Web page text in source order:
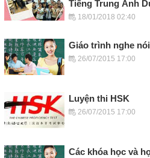
Tiếng Trung Ánh
18/01/2018 02:40
Giáo trình nghe nói
26/07/2015 17:00
Luyện thi HSK
26/07/2015 17:00
Các khóa học và